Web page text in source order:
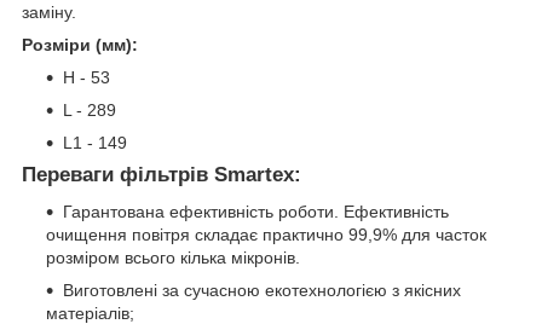
заміну.
Розміри (мм):
H - 53
L - 289
L1 - 149
Переваги фільтрів Smartex:
Гарантована ефективність роботи. Ефективність
очищення повітря складає практично 99,9% для часток
розміром всього кілька мікронів.
Виготовлені за сучасною екотехнологією з якісних
матеріалів;